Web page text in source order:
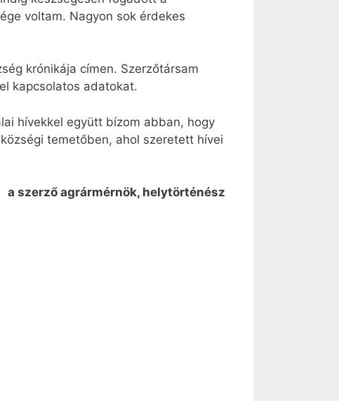
voltam. Nagyon sok érdekes
krónikája címen. Szerzőtársam
kapcsolatos adatokat.
hívekkel együtt bízom abban, hogy
temetőben, ahol szeretett hívei
a szerző agrármérnök, helytörténész